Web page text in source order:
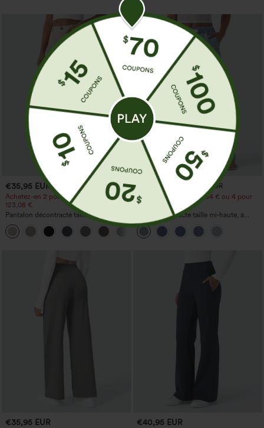
€35,95 EUR
Achetez-en 2 pour 61,54 € ou 4 pour
123,08 €.
Pantalon décontracté taille haute à
jambe droite, effet lin, avec poches
+5
€44,95 EUR
€49,95 EUR
Achetez-en 2 pour 61,54 € ou 4 pour
123,08 €.
Jean décontracté taille mi‑haute, à
cordon de serrage, avec poches
€35,95 EUR €40,95 EUR